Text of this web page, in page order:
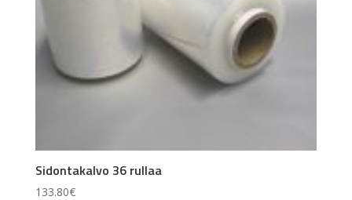
Sidontakalvo 36 rullaa
133.80€